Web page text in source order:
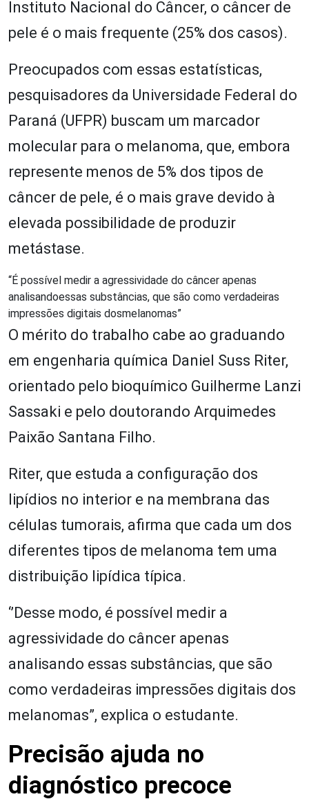
Instituto Nacional do Câncer, o câncer de
pele é o mais frequente (25% dos casos).
Preocupados com essas estatísticas,
pesquisadores da Universidade Federal do
Paraná (UFPR) buscam um marcador
molecular para o melanoma, que, embora
represente menos de 5% dos tipos de
câncer de pele, é o mais grave devido à
elevada possibilidade de produzir
metástase.
“É possível medir a agressividade do câncer apenas
analisandoessas substâncias, que são como verdadeiras
impressões digitais dosmelanomas”
O mérito do trabalho cabe ao graduando
em engenharia química Daniel Suss Riter,
orientado pelo bioquímico Guilherme Lanzi
Sassaki e pelo doutorando Arquimedes
Paixão Santana Filho.
Riter, que estuda a configuração dos
lipídios no interior e na membrana das
células tumorais, afirma que cada um dos
diferentes tipos de melanoma tem uma
distribuição lipídica típica.
‘’Desse modo, é possível medir a
agressividade do câncer apenas
analisando essas substâncias, que são
como verdadeiras impressões digitais dos
melanomas”, explica o estudante.
Precisão ajuda no
diagnóstico precoce